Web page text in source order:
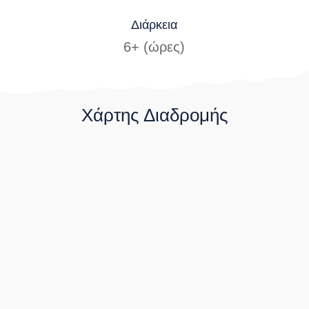
Διάρκεια
6+ (ώρες)
Χάρτης Διαδρομής